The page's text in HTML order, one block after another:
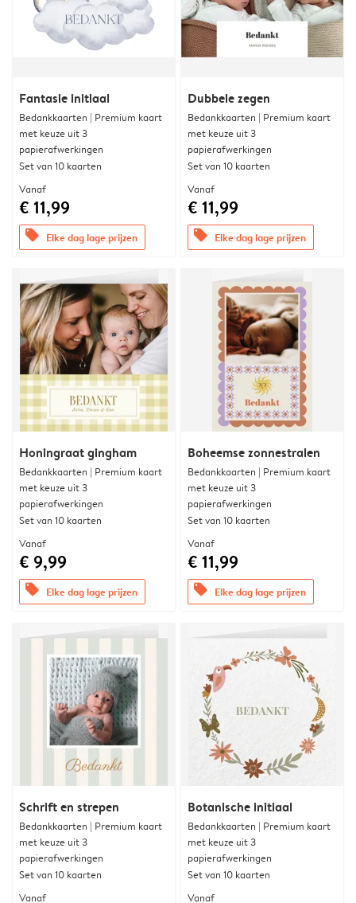
Fantasie initiaal
Bedankkaarten | Premium kaart
met keuze uit 3
papierafwerkingen
Set van 10 kaarten
Vanaf
€ 11,99
offers Elke dag lage prijzen
Dubbele zegen
Bedankkaarten | Premium kaart
met keuze uit 3
papierafwerkingen
Set van 10 kaarten
Vanaf
€ 11,99
offers Elke dag lage prijzen
Honingraat gingham
Bedankkaarten | Premium kaart
met keuze uit 3
papierafwerkingen
Set van 10 kaarten
Vanaf
€ 9,99
offers Elke dag lage prijzen
Boheemse zonnestralen
Bedankkaarten | Premium kaart
met keuze uit 3
papierafwerkingen
Set van 10 kaarten
Vanaf
€ 11,99
offers Elke dag lage prijzen
Schrift en strepen
Bedankkaarten | Premium kaart
met keuze uit 3
papierafwerkingen
Set van 10 kaarten
Vanaf
Botanische initiaal
Bedankkaarten | Premium kaart
met keuze uit 3
papierafwerkingen
Set van 10 kaarten
Vanaf